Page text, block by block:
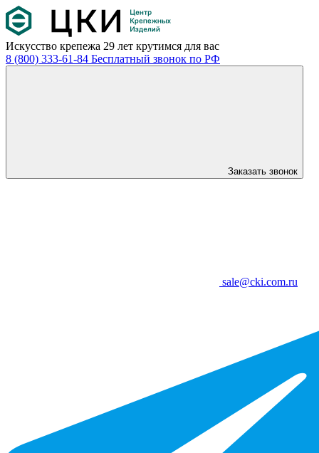
Искусство крепежа 29 лет крутимся для вас
8 (800) 333-61-84 Бесплатный звонок по РФ
Заказать звонок
sale@cki.com.ru